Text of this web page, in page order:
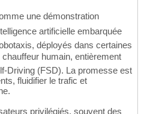
une démonstration
artificielle embarquée
déployés dans certaines
humain, entièrement
Driving (FSD). La promesse est
fluidifier le trafic et
privilégiés, souvent des